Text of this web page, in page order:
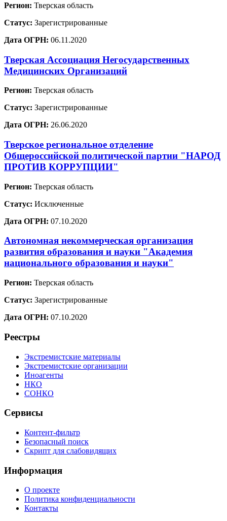
Регион: Тверская область
Статус: Зарегистрированные
Дата ОГРН: 06.11.2020
Тверская Ассоциация Негосударственных
Медицинских Организаций
Регион: Тверская область
Статус: Зарегистрированные
Дата ОГРН: 26.06.2020
Тверское региональное отделение
Общероссийской политической партии "НАРОД
ПРОТИВ КОРРУПЦИИ"
Регион: Тверская область
Статус: Исключенные
Дата ОГРН: 07.10.2020
Автономная некоммерческая организация
развития образования и науки "Академия
национального образования и науки"
Регион: Тверская область
Статус: Зарегистрированные
Дата ОГРН: 07.10.2020
Реестры
Экстремистские материалы
Экстремистские организации
Иноагенты
НКО
СОНКО
Сервисы
Контент-фильтр
Безопасный поиск
Скрипт для слабовидящих
Информация
О проекте
Политика конфиденциальности
Контакты